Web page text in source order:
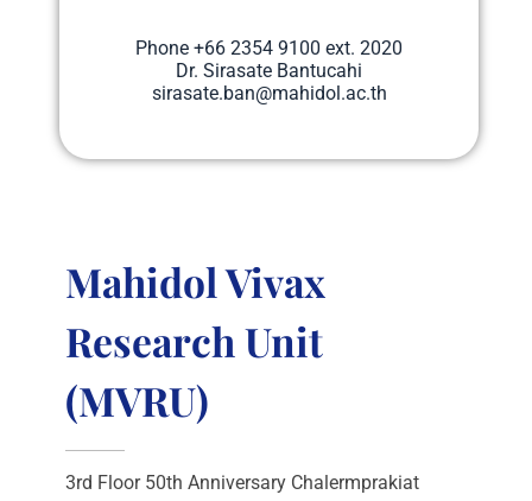
Phone​ +66 2354 9100 ext. 2020
Dr. Sirasate Bantucahi
sirasate.ban@mahidol.ac.th
Mahidol Vivax
Research Unit
(MVRU)
3rd Floor 50th Anniversary Chalermprakiat